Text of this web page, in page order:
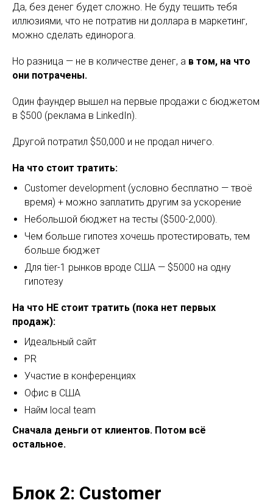
Да, без денег будет сложно. Не буду тешить тебя
иллюзиями, что не потратив ни доллара в маркетинг,
можно сделать единорога.
Но разница — не в количестве денег, а в том, на что
они потрачены.
Один фаундер вышел на первые продажи с бюджетом
в $500 (реклама в LinkedIn).
Другой потратил $50,000 и не продал ничего.
На что стоит тратить:
Customer development (условно бесплатно — твоё
время) + можно заплатить другим за ускорение
Небольшой бюджет на тесты ($500-2,000).
Чем больше гипотез хочешь протестировать, тем
больше бюджет
Для tier-1 рынков вроде США — $5000 на одну
гипотезу
На что НЕ стоит тратить (пока нет первых
продаж):
Идеальный сайт
PR
Участие в конференциях
Офис в США
Найм local team
Сначала деньги от клиентов. Потом всё
остальное.
Блок 2: Customer